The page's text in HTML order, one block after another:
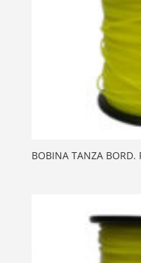
BOBINA TANZA